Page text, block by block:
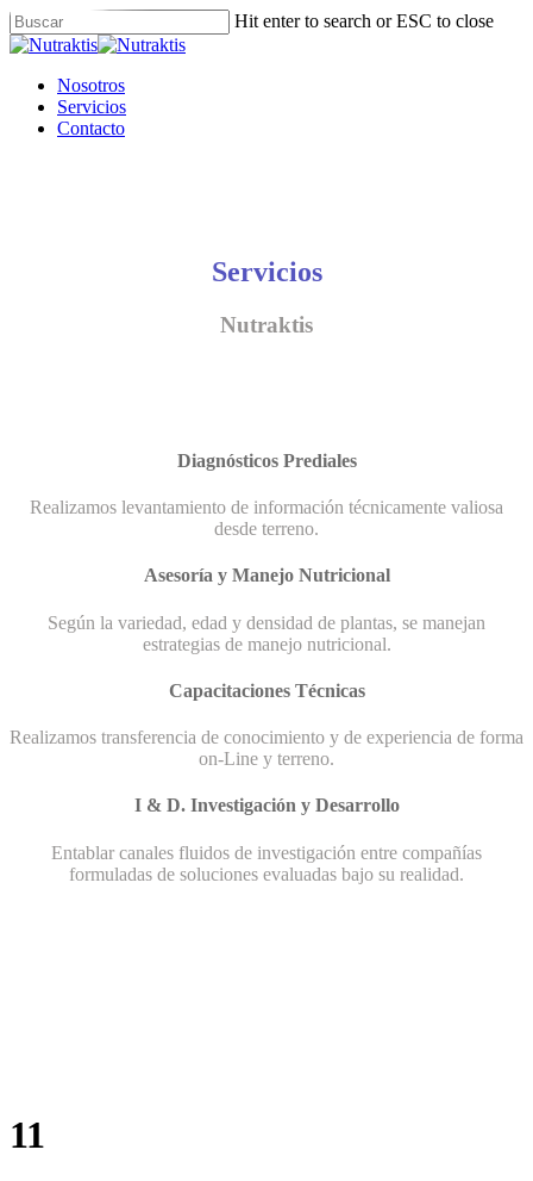
Skip
to
content
Hit enter to search or ESC to close
Close
Menu
Nosotros
Servicios
Contacto
Servicios
Nutraktis
Diagnósticos Prediales
Realizamos levantamiento de información técnicamente valiosa
desde terreno.
Asesoría y Manejo Nutricional
Según la variedad, edad y densidad de plantas, se manejan
estrategias de manejo nutricional.
Capacitaciones Técnicas
Realizamos transferencia de conocimiento y de experiencia de forma
on-Line y terreno.
I & D. Investigación y Desarrollo
Entablar canales fluidos de investigación entre compañías
formuladas de soluciones evaluadas bajo su realidad.
11